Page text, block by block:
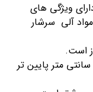
ویژگی های
آلی سرشار
است.
سطح آب های زیرزمینی در خاک حتما از۹۰ سانتی متر پایین تر